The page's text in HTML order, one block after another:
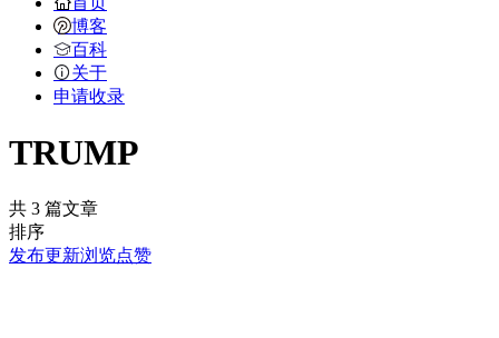
博客
百科
关于
申请收录
TRUMP
共 3 篇文章
排序
发布更新浏览点赞